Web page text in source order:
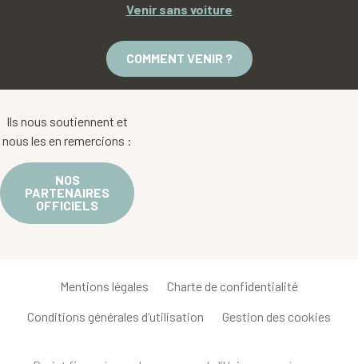
Venir sans voiture
COMMENT VENIR ?
Ils nous soutiennent et
nous les en remercions :
NOS
PARTENAIRES
OFFICIELS
Mentions légales Charte de confidentialité
Conditions générales d’utilisation Gestion des cookies